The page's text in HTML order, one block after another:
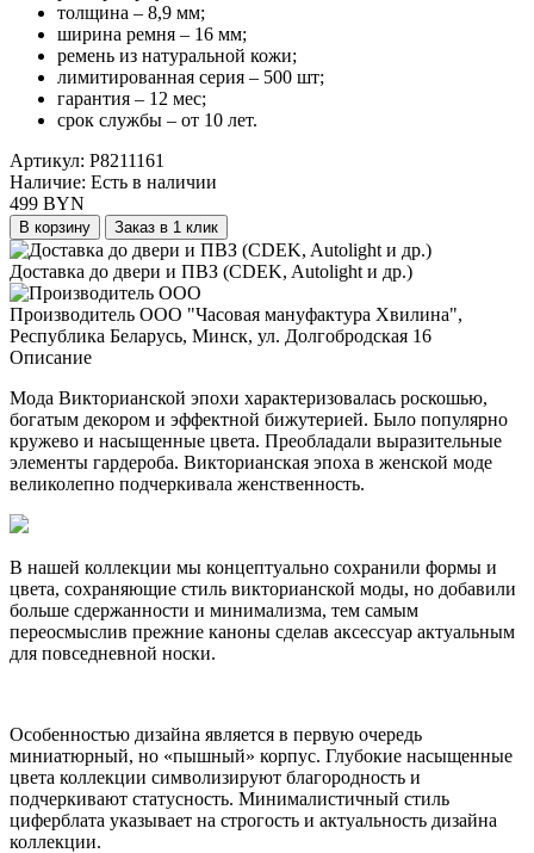
толщина – 8,9 мм;
ширина ремня – 16 мм;
ремень из натуральной кожи;
лимитированная серия – 500 шт;
гарантия – 12 мес;
срок службы – от 10 лет.
Артикул: P8211161
Наличие: Есть в наличии
499 BYN
В корзину Заказ в 1 клик
Доставка до двери и ПВЗ (CDEK, Autolight и др.)
Производитель ООО "Часовая мануфактура Хвилина",
Республика Беларусь, Минск, ул. Долгобродская 16
Описание
Мода Викторианской эпохи характеризовалась роскошью,
богатым декором и эффектной бижутерией. Было популярно
кружево и насыщенные цвета. Преобладали выразительные
элементы гардероба. Викторианская эпоха в женской моде
великолепно подчеркивала женственность.
В нашей коллекции мы концептуально сохранили формы и
цвета, сохраняющие стиль викторианской моды, но добавили
больше сдержанности и минимализма, тем самым
переосмыслив прежние каноны сделав аксессуар актуальным
для повседневной носки.
Особенностью дизайна является в первую очередь
миниатюрный, но «пышный» корпус. Глубокие насыщенные
цвета коллекции символизируют благородность и
подчеркивают статусность. Минималистичный стиль
циферблата указывает на строгость и актуальность дизайна
коллекции.